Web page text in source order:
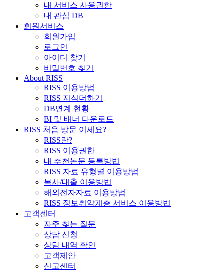
내 서비스 사용권한
내 관심 DB
회원서비스
회원가입
로그인
아이디 찾기
비밀번호 찾기
About RISS
RISS 이용방법
RISS 지식더하기
DB연계 현황
BI 및 배너 다운로드
RISS 처음 방문 이세요?
RISS란?
RISS 이용권한
내 추천논문 등록방법
RISS 자료 유형별 이용방법
복사/대출 이용방법
해외전자자료 이용방법
RISS 정보취약계층 서비스 이용방법
고객센터
자주 찾는 질문
상담 신청
상담 내역 확인
고객제안
신고센터